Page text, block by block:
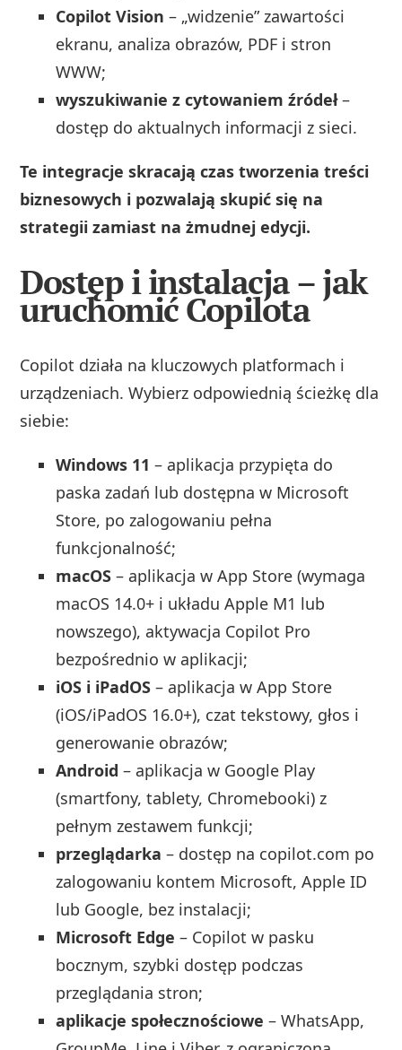
Copilot Vision – „widzenie” zawartości
ekranu, analiza obrazów, PDF i stron
WWW;
wyszukiwanie z cytowaniem źródeł–
dostęp do aktualnych informacji z sieci.
Te integracje skracają czas tworzenia treści
biznesowych i pozwalają skupić się na
strategii zamiast na żmudnej edycji.
Dostęp i instalacja – jak
uruchomić Copilota
Copilot działa na kluczowych platformach i
urządzeniach. Wybierz odpowiednią ścieżkę dla
siebie:
Windows 11 – aplikacja przypięta do
paska zadań lub dostępna w Microsoft
Store, po zalogowaniu pełna
funkcjonalność;
macOS – aplikacja w App Store (wymaga
macOS 14.0+ i układu Apple M1 lub
nowszego), aktywacja Copilot Pro
bezpośrednio w aplikacji;
iOS i iPadOS – aplikacja w App Store
(iOS/iPadOS 16.0+), czat tekstowy, głos i
generowanie obrazów;
Android – aplikacja w Google Play
(smartfony, tablety, Chromebooki) z
pełnym zestawem funkcji;
przeglądarka – dostęp na copilot.com po
zalogowaniu kontem Microsoft, Apple ID
lub Google, bez instalacji;
Microsoft Edge – Copilot w pasku
bocznym, szybki dostęp podczas
przeglądania stron;
aplikacje społecznościowe – WhatsApp,